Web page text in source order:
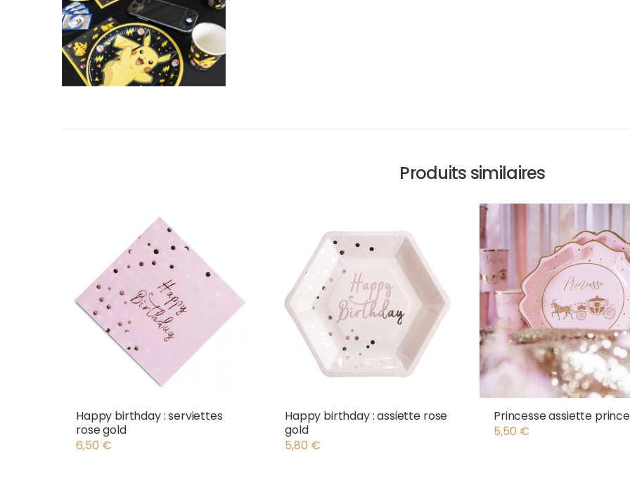
Produits similaires
Happy birthday : serviettes
rose gold
6,50 €
Happy birthday : assiette rose
gold
5,80 €
Princesse assiette
5,50 €